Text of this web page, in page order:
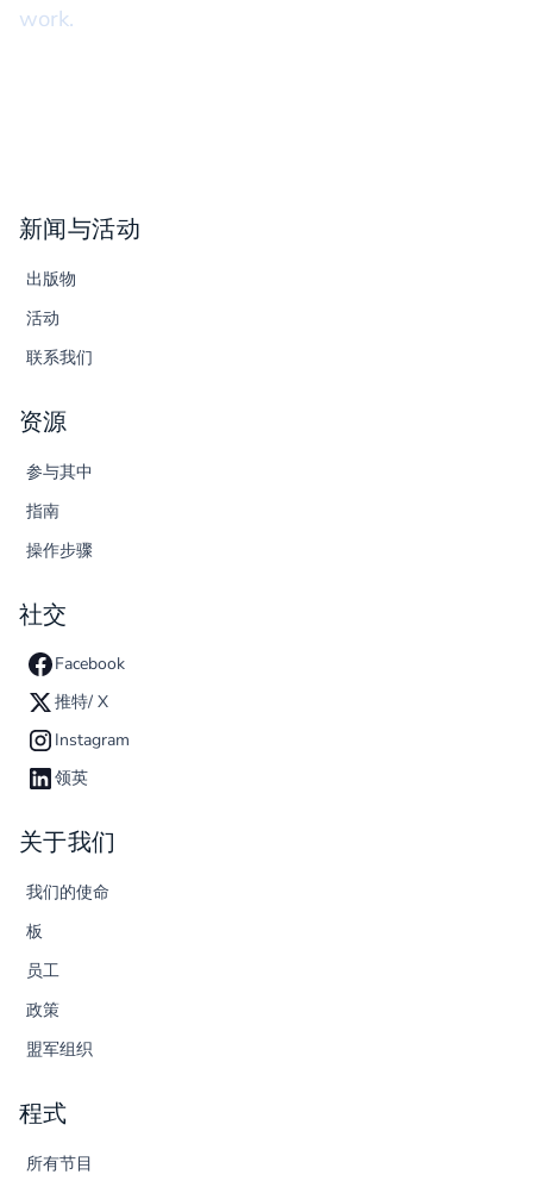
work.
新闻与活动
出版物
活动
联系我们
资源
参与其中
指南
操作步骤
社交
Facebook
推特/ X
Instagram
领英
关于我们
我们的使命
板
员工
政策
盟军组织
程式
所有节目